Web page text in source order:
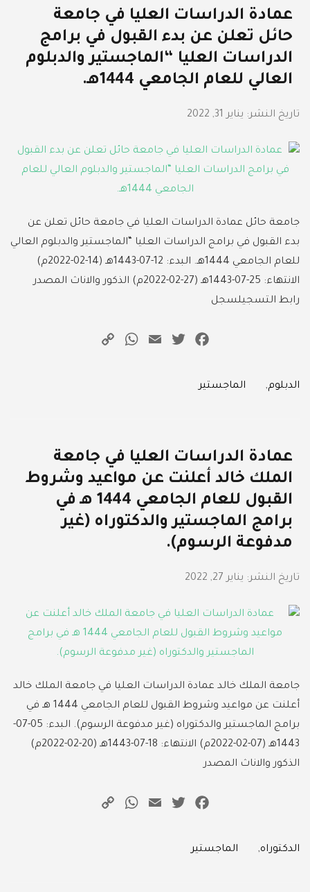
عمادة الدراسات العليا في جامعة
حائل تعلن عن بدء القبول في برامج
الدراسات العليا “الماجستير والدبلوم
العالي للعام الجامعي 1444هـ.
تاريخ النشر: يناير 31, 2022
جامعة حائل عمادة الدراسات العليا في جامعة حائل تعلن عن
بدء القبول في برامج الدراسات العليا “الماجستير والدبلوم العالي
للعام الجامعي 1444هـ. البدء: 12-07-1443هـ (14-02-2022م)
الانتهاء: 25-07-1443هـ (27-02-2022م) الذكور والاناث المصدر
رابط التسجيلسجل
Facebook
Twitter
Email
WhatsApp
Categories
الدبلوم, الماجستير
عمادة الدراسات العليا في جامعة
الملك خالد أعلنت عن مواعيد وشروط
القبول للعام الجامعي 1444 هـ في
برامج الماجستير والدكتوراه (غير
مدفوعة الرسوم).
تاريخ النشر: يناير 27, 2022
جامعة الملك خالد عمادة الدراسات العليا في جامعة الملك خالد
أعلنت عن مواعيد وشروط القبول للعام الجامعي 1444 هـ في
برامج الماجستير والدكتوراه (غير مدفوعة الرسوم). البدء: 05-07-
1443هـ (07-02-2022م) الانتهاء: 18-07-1443هـ (20-02-2022م)
الذكور والاناث المصدر
Facebook
Twitter
Email
WhatsApp
Categories
الدكتوراه, الماجستير